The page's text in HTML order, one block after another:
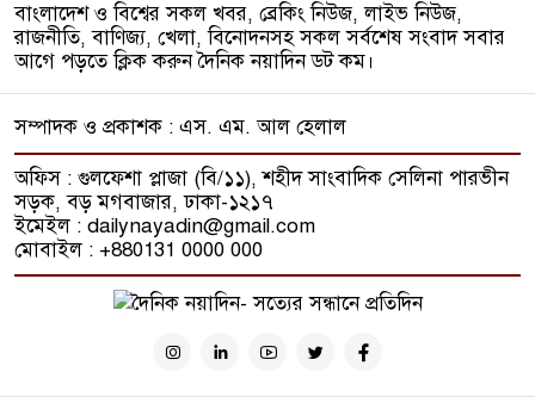
বাংলাদেশ ও বিশ্বের সকল খবর, ব্রেকিং নিউজ, লাইভ নিউজ,
রাজনীতি, বাণিজ্য, খেলা, বিনোদনসহ সকল সর্বশেষ সংবাদ সবার
আগে পড়তে ক্লিক করুন দৈনিক নয়াদিন ডট কম।
সম্পাদক ও প্রকাশক : এস. এম. আল হেলাল
অফিস : গুলফেশা প্লাজা (বি/১১), শহীদ সাংবাদিক সেলিনা পারভীন
সড়ক, বড় মগবাজার, ঢাকা-১২১৭
ইমেইল : dailynayadin@gmail.com
মোবাইল : +880131 0000 000